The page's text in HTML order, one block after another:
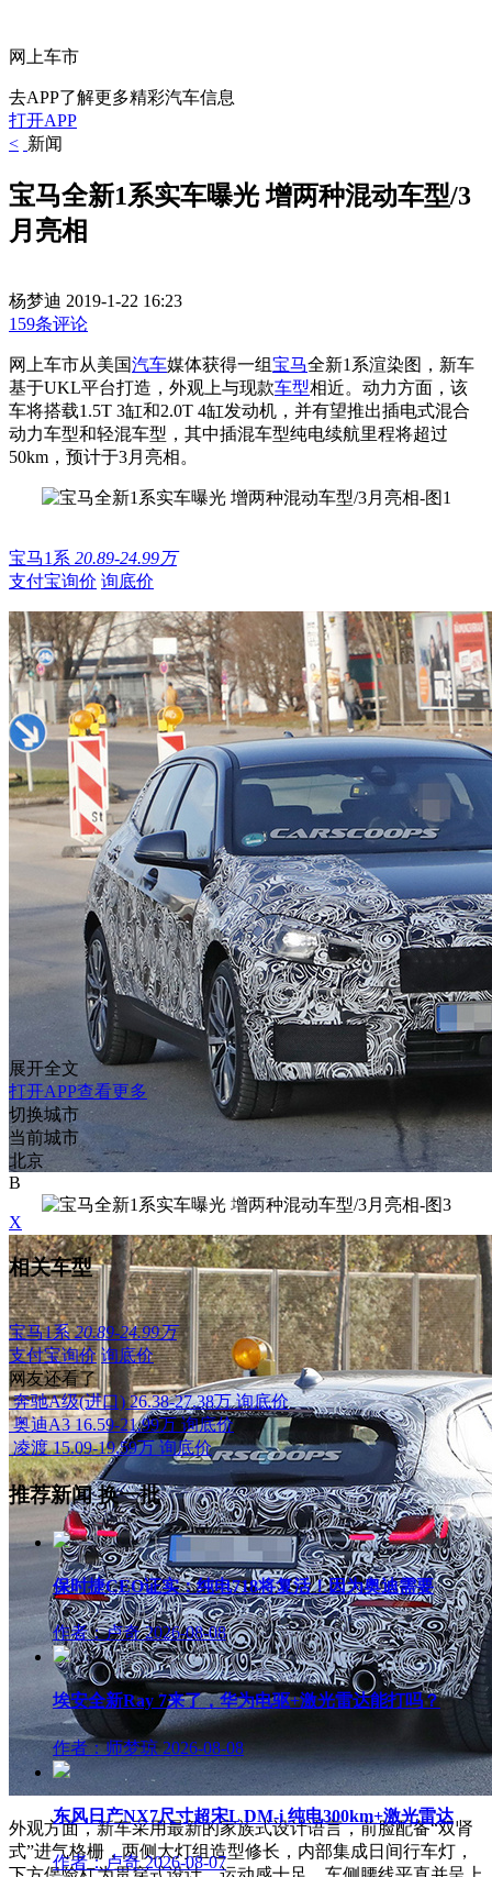
网上车市
去APP了解更多精彩汽车信息
打开APP
< 新闻
宝马全新1系实车曝光 增两种混动车型/3
月亮相
杨梦迪 2019-1-22 16:23
159条评论
网上车市从美国汽车媒体获得一组宝马全新1系渲染图，新车
基于UKL平台打造，外观上与现款车型相近。动力方面，该
车将搭载1.5T 3缸和2.0T 4缸发动机，并有望推出插电式混合
动力车型和轻混车型，其中插混车型纯电续航里程将超过
50km，预计于3月亮相。
宝马1系 20.89-24.99万
支付宝询价 询底价
外观方面，新车采用最新的家族式设计语言，前脸配备“双肾
式”进气格栅，两侧大灯组造型修长，内部集成日间行车灯，
展开全文
打开APP查看更多
切换城市
当前城市
北京
B
X
相关车型
宝马1系 20.89-24.99万
支付宝询价 询底价
网友还看了
奔驰A级(进口) 26.38-27.38万 询底价
奥迪A3 16.59-21.99万 询底价
凌渡 15.09-19.59万 询底价
推荐新闻换一批
保时捷CEO证实：纯电718将复活！因为奥迪需要
作者：卢奇 2026-08-08
埃安全新Ray 7来了，华为电驱+激光雷达能打吗？
作者：师梦琼 2026-08-08
东风日产NX7尺寸超宋L DM-i 纯电300km+激光雷达
作者：卢奇 2026-08-07